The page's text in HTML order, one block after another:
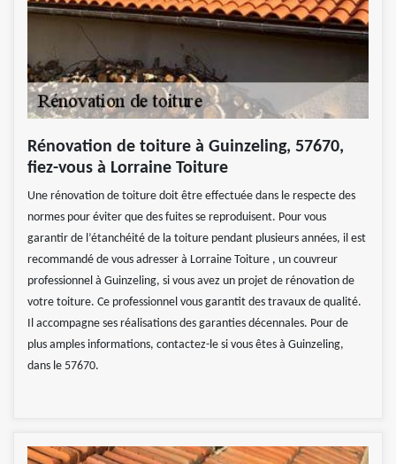
Rénovation de toiture à Guinzeling, 57670,
fiez-vous à Lorraine Toiture
Une rénovation de toiture doit être effectuée dans le respecte des
normes pour éviter que des fuites se reproduisent. Pour vous
garantir de l’étanchéité de la toiture pendant plusieurs années, il est
recommandé de vous adresser à Lorraine Toiture , un couvreur
professionnel à Guinzeling, si vous avez un projet de rénovation de
votre toiture. Ce professionnel vous garantit des travaux de qualité.
Il accompagne ses réalisations des garanties décennales. Pour de
plus amples informations, contactez-le si vous êtes à Guinzeling,
dans le 57670.